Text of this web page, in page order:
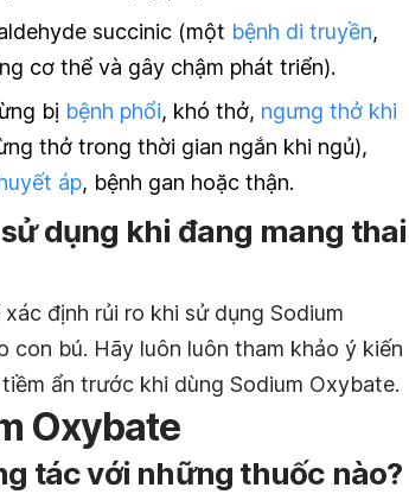
succinic (một bệnh di truyền,
cơ thể và gây chậm phát triển).
bị bệnh phổi, khó thở, ngưng thở khi
thở trong thời gian ngắn khi ngủ),
áp, bệnh gan hoặc thận.
dụng khi đang mang thai
định rủi ro khi sử dụng Sodium
bú. Hãy luôn luôn tham khảo ý kiến
ẩn trước khi dùng Sodium Oxybate.
Oxybate
tác với những thuốc nào?